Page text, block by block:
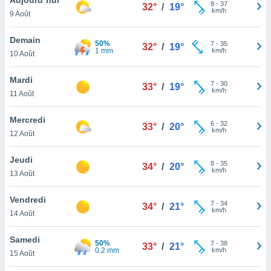
et
»,
au
vous
qu'ils
ou
le
ainsi
un
la
du
9 Août
32° / 19° 8- 37
km/h
Demain
10 Août
50%
1 mm
32° / 19° 7- 35
km/h
Mardi
11 Août
33° / 19° 7- 30
km/h
Mercredi
12 Août
33° / 20° 6- 32
km/h
Jeudi
13 Août
34° / 20° 8- 35
km/h
Vendredi
14 Août
34° / 21° 7- 34
km/h
Samedi
15 Août
50%
0.2 mm
33° / 21° 7- 38
km/h